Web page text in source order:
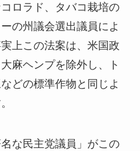
ロラド、タバコ栽培の
の州議会選出議員によ
上この法案は、米国政
大麻ヘンプを除外し 、ト
どの標準作物と同じよ
な民主党議員」がこの